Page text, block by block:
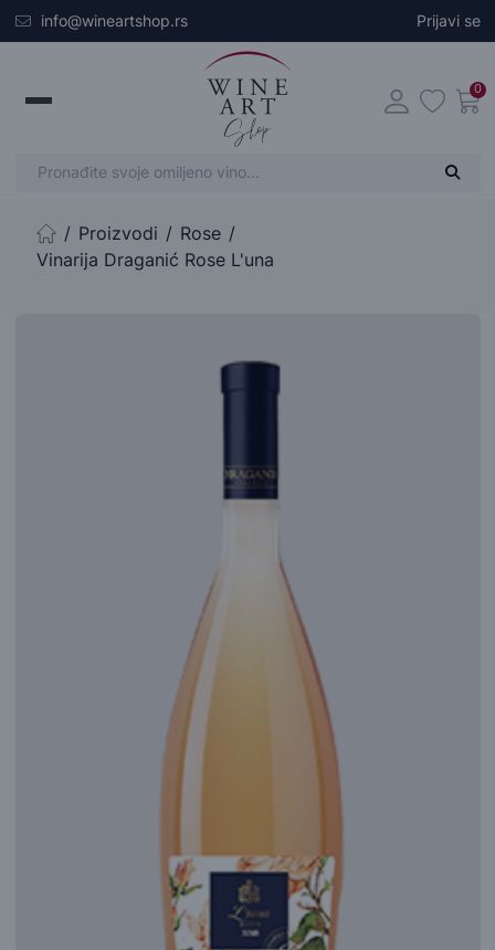
Skip to main content
info@wineartshop.rs Prijavi se
0
Početna stranica
Proizvodi
Rose
Vinarija Draganić Rose L'una